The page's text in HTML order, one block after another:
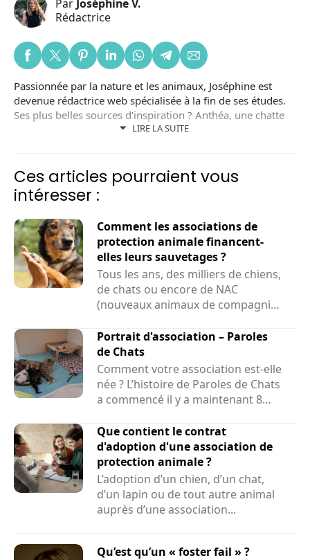
Par Joséphine V.
Rédactrice
LIRE LA SUITE
Passionnée par la nature et les animaux, Joséphine est
devenue rédactrice web spécialisée à la fin de ses études.
Ses plus belles sources d'inspiration ? Anthéa, une chatte
noire adoptée dans un refuge local ; et Lizzy, une chienne
Ces articles pourraient vous
intéresser :
Comment les associations de
protection animale financent-
elles leurs sauvetages ?
Tous les ans, des milliers de chiens,
de chats ou encore de NAC
(nouveaux animaux de compagnie)
Portrait d'association – Paroles
de Chats
Comment votre association est-elle
née ? L’histoire de Paroles de Chats
a commencé il y a maintenant 8
Que contient le contrat
d'adoption d'une association de
protection animale ?
L’adoption d’un chien, d’un chat,
d’un lapin ou de tout autre animal
auprès d’une association...
Qu’est qu’un « foster fail » ?